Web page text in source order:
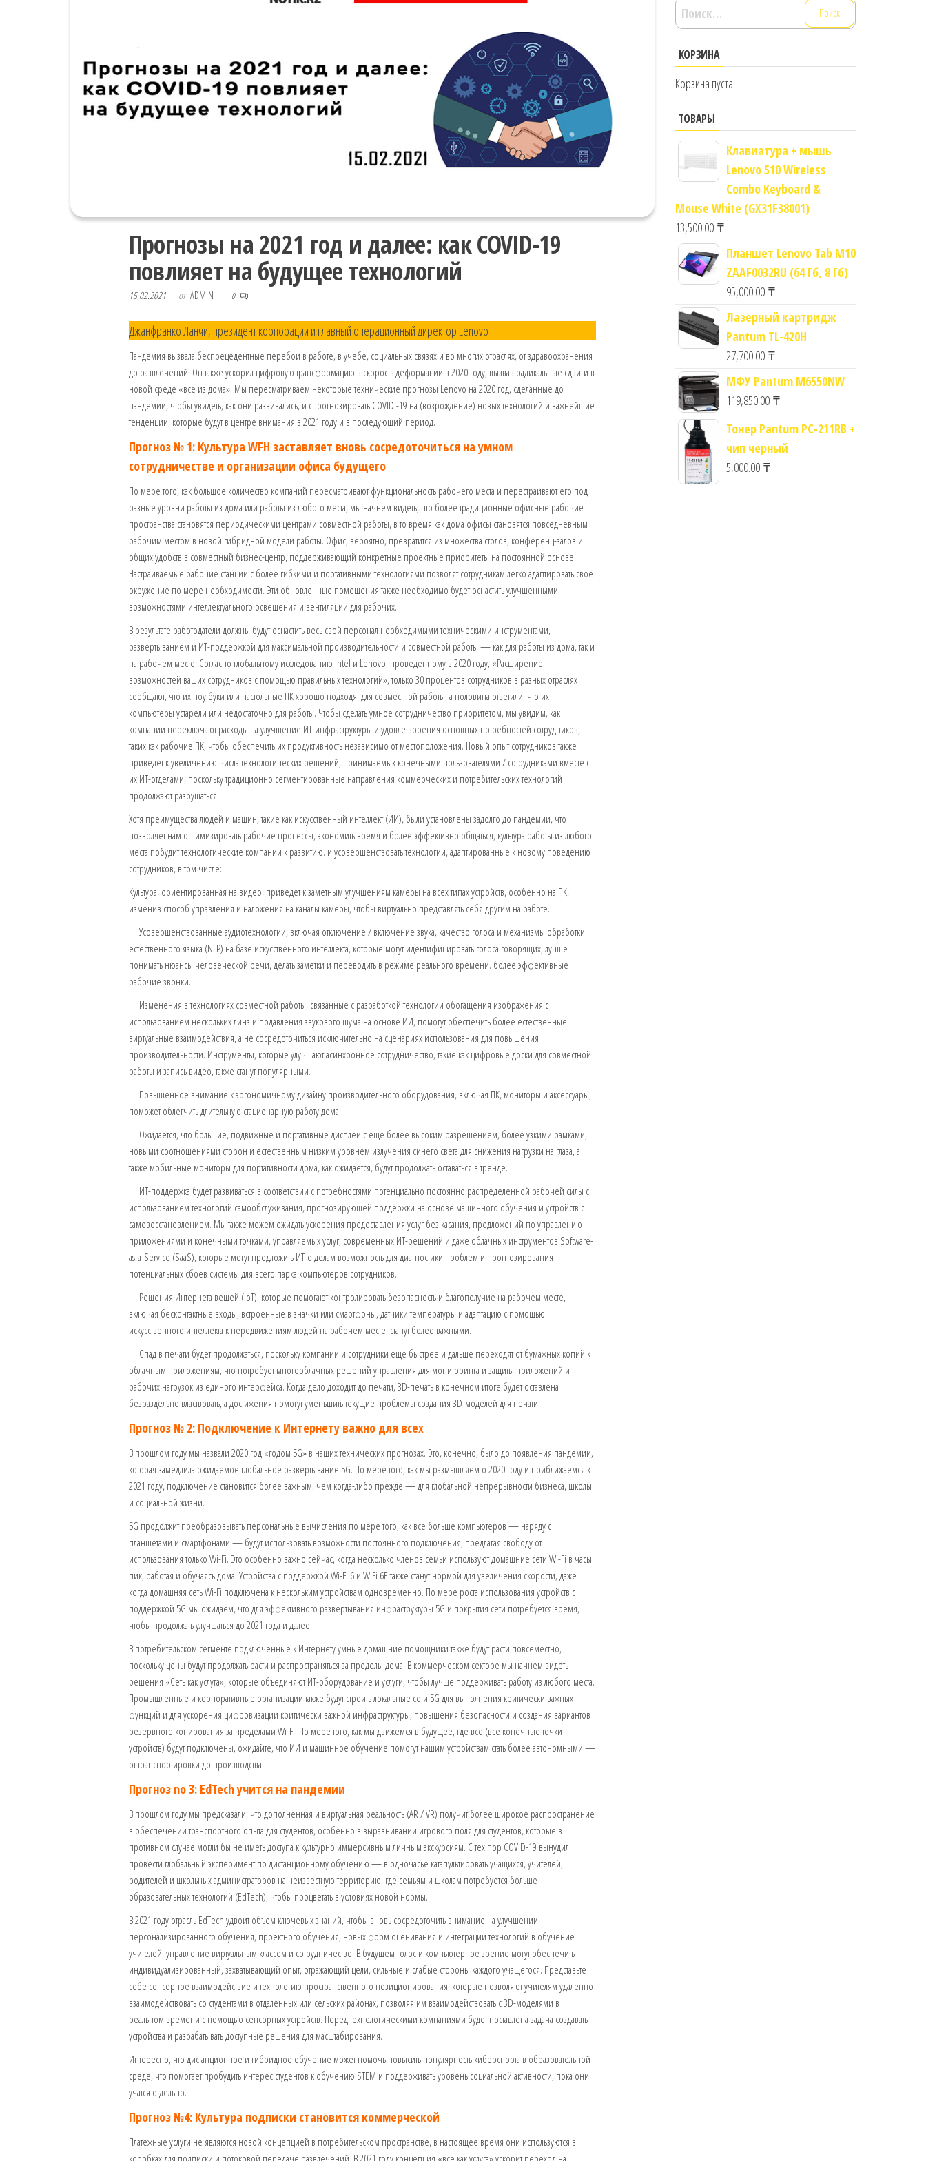
Прогнозы на 2021 год и далее: как COVID-19
повлияет на будущее технологий
15.02.2021 от ADMIN 0
Джанфранко Ланчи, президент корпорации и главный операционный директор Lenovo
Пандемия вызвала беспрецедентные перебои в работе, в учебе, социальных связях и во многих отраслях, от здравоохранения
до развлечений. Он также ускорил цифровую трансформацию в скорость деформации в 2020 году, вызвав радикальные сдвиги в
новой среде «все из дома». Мы пересматриваем некоторые технические прогнозы Lenovo на 2020 год, сделанные до
пандемии, чтобы увидеть, как они развивались, и спрогнозировать COVID -19 на (возрождение) новых технологий и важнейшие
тенденции, которые будут в центре внимания в 2021 году и в последующий период.
Прогноз № 1: Культура WFH заставляет вновь сосредоточиться на умном
сотрудничестве и организации офиса будущего
По мере того, как большое количество компаний пересматривают функциональность рабочего места и перестраивают его под
разные уровни работы из дома или работы из любого места, мы начнем видеть, что более традиционные офисные рабочие
пространства становятся периодическими центрами совместной работы, в то время как дома офисы становятся повседневным
рабочим местом в новой гибридной модели работы. Офис, вероятно, превратится из множества столов, конференц-залов и
общих удобств в совместный бизнес-центр, поддерживающий конкретные проектные приоритеты на постоянной основе.
Настраиваемые рабочие станции с более гибкими и портативными технологиями позволят сотрудникам легко адаптировать свое
окружение по мере необходимости. Эти обновленные помещения также необходимо будет оснастить улучшенными
возможностями интеллектуального освещения и вентиляции для рабочих.
В результате работодатели должны будут оснастить весь свой персонал необходимыми техническими инструментами,
развертыванием и ИТ-поддержкой для максимальной производительности и совместной работы — как для работы из дома, так и
на рабочем месте. Согласно глобальному исследованию Intel и Lenovo, проведенному в 2020 году, «Расширение
возможностей ваших сотрудников с помощью правильных технологий», только 30 процентов сотрудников в разных отраслях
сообщают, что их ноутбуки или настольные ПК хорошо подходят для совместной работы, а половина ответили, что их
компьютеры устарели или недостаточно для работы. Чтобы сделать умное сотрудничество приоритетом, мы увидим, как
компании переключают расходы на улучшение ИТ-инфраструктуры и удовлетворения основных потребностей сотрудников,
таких как рабочие ПК, чтобы обеспечить их продуктивность независимо от местоположения. Новый опыт сотрудников также
приведет к увеличению числа технологических решений, принимаемых конечными пользователями / сотрудниками вместе с
их ИТ-отделами, поскольку традиционно сегментированные направления коммерческих и потребительских технологий
продолжают разрушаться.
Хотя преимущества людей и машин, такие как искусственный интеллект (ИИ), были установлены задолго до пандемии, что
позволяет нам оптимизировать рабочие процессы, экономить время и более эффективно общаться, культура работы из любого
места побудит технологические компании к развитию. и усовершенствовать технологии, адаптированные к новому поведению
сотрудников, в том числе:
Культура, ориентированная на видео, приведет к заметным улучшениям камеры на всех типах устройств, особенно на ПК,
изменив способ управления и наложения на каналы камеры, чтобы виртуально представлять себя другим на работе.
Усовершенствованные аудиотехнологии, включая отключение / включение звука, качество голоса и механизмы обработки
естественного языка (NLP) на базе искусственного интеллекта, которые могут идентифицировать голоса говорящих, лучше
понимать нюансы человеческой речи, делать заметки и переводить в режиме реального времени. более эффективные
рабочие звонки.
Изменения в технологиях совместной работы, связанные с разработкой технологии обогащения изображения с
использованием нескольких линз и подавления звукового шума на основе ИИ, помогут обеспечить более естественные
виртуальные взаимодействия, а не сосредоточиться исключительно на сценариях использования для повышения
производительности. Инструменты, которые улучшают асинхронное сотрудничество, такие как цифровые доски для совместной
работы и запись видео, также станут популярными.
Повышенное внимание к эргономичному дизайну производительного оборудования, включая ПК, мониторы и аксессуары,
поможет облегчить длительную стационарную работу дома.
Ожидается, что большие, подвижные и портативные дисплеи с еще более высоким разрешением, более узкими рамками,
новыми соотношениями сторон и естественным низким уровнем излучения синего света для снижения нагрузки на глаза, а
также мобильные мониторы для портативности дома, как ожидается, будут продолжать оставаться в тренде.
ИТ-поддержка будет развиваться в соответствии с потребностями потенциально постоянно распределенной рабочей силы с
использованием технологий самообслуживания, прогнозирующей поддержки на основе машинного обучения и устройств с
самовосстановлением. Мы также можем ожидать ускорения предоставления услуг без касания, предложений по управлению
приложениями и конечными точками, управляемых услуг, современных ИТ-решений и даже облачных инструментов Software-
as-a-Service (SaaS), которые могут предложить ИТ-отделам возможность для диагностики проблем и прогнозирования
потенциальных сбоев системы для всего парка компьютеров сотрудников.
Решения Интернета вещей (IoT), которые помогают контролировать безопасность и благополучие на рабочем месте,
включая бесконтактные входы, встроенные в значки или смартфоны, датчики температуры и адаптацию с помощью
искусственного интеллекта к передвижениям людей на рабочем месте, станут более важными.
Спад в печати будет продолжаться, поскольку компании и сотрудники еще быстрее и дальше переходят от бумажных копий к
облачным приложениям, что потребует многооблачных решений управления для мониторинга и защиты приложений и
рабочих нагрузок из единого интерфейса. Когда дело доходит до печати, 3D-печать в конечном итоге будет оставлена ​​
безраздельно властвовать, а достижения помогут уменьшить текущие проблемы создания 3D-моделей для печати.
Прогноз № 2: Подключение к Интернету важно для всех
В прошлом году мы назвали 2020 год «годом 5G» в наших технических прогнозах. Это, конечно, было до появления пандемии,
которая замедлила ожидаемое глобальное развертывание 5G. По мере того, как мы размышляем о 2020 году и приближаемся к
2021 году, подключение становится более важным, чем когда-либо прежде — для глобальной непрерывности бизнеса, школы
и социальной жизни.
5G продолжит преобразовывать персональные вычисления по мере того, как все больше компьютеров — наряду с
планшетами и смартфонами — будут использовать возможности постоянного подключения, предлагая свободу от
использования только Wi-Fi. Это особенно важно сейчас, когда несколько членов семьи используют домашние сети Wi-Fi в часы
пик, работая и обучаясь дома. Устройства с поддержкой Wi-Fi 6 и WiFi 6E также станут нормой для увеличения скорости, даже
когда домашняя сеть Wi-Fi подключена к нескольким устройствам одновременно. По мере роста использования устройств с
поддержкой 5G мы ожидаем, что для эффективного развертывания инфраструктуры 5G и покрытия сети потребуется время,
чтобы продолжать улучшаться до 2021 года и далее.
В потребительском сегменте подключенные к Интернету умные домашние помощники также будут расти повсеместно,
поскольку цены будут продолжать расти и распространяться за пределы дома. В коммерческом секторе мы начнем видеть
решения «Сеть как услуга», которые объединяют ИТ-оборудование и услуги, чтобы лучше поддерживать работу из любого места.
Промышленные и корпоративные организации также будут строить локальные сети 5G для выполнения критически важных
функций и для ускорения цифровизации критически важной инфраструктуры, повышения безопасности и создания вариантов
резервного копирования за пределами Wi-Fi. По мере того, как мы движемся в будущее, где все (все конечные точки
устройств) будут подключены, ожидайте, что ИИ и машинное обучение помогут нашим устройствам стать более автономными —
от транспортировки до производства.
Прогноз no 3: EdTech учится на пандемии
В прошлом году мы предсказали, что дополненная и виртуальная реальность (AR / VR) получит более широкое распространение
в обеспечении транспортного опыта для студентов, особенно в выравнивании игрового поля для студентов, которые в
противном случае могли бы не иметь доступа к культурно иммерсивным личным экскурсиям. С тех пор COVID-19 вынудил
провести глобальный эксперимент по дистанционному обучению — в одночасье катапультировать учащихся, учителей,
родителей и школьных администраторов на неизвестную территорию, где семьям и школам потребуется больше
образовательных технологий (EdTech), чтобы процветать в условиях новой нормы.
В 2021 году отрасль EdTech удвоит объем ключевых знаний, чтобы вновь сосредоточить внимание на улучшении
персонализированного обучения, проектного обучения, новых форм оценивания и интеграции технологий в обучение
учителей, управление виртуальным классом и сотрудничество. В будущем голос и компьютерное зрение могут обеспечить
индивидуализированный, захватывающий опыт, отражающий цели, сильные и слабые стороны каждого учащегося. Представьте
себе сенсорное взаимодействие и технологию пространственного позиционирования, которые позволяют учителям удаленно
взаимодействовать со студентами в отдаленных или сельских районах, позволяя им взаимодействовать с 3D-моделями в
реальном времени с помощью сенсорных устройств. Перед технологическими компаниями будет поставлена ​​задача создавать
устройства и разрабатывать доступные решения для масштабирования.
Интересно, что дистанционное и гибридное обучение может помочь повысить популярность киберспорта в образовательной
среде, что помогает пробудить интерес студентов к обучению STEM и поддерживать уровень социальной активности, пока они
учатся отдельно.
Прогноз №4: Культура подписки становится коммерческой
Платежные услуги не являются новой концепцией в потребительском пространстве, в настоящее время они используются в
коробках для подписки и потоковой передаче развлечений. В 2021 году концепция «все как услуга» ускорит переход на
Найти:
КОРЗИНА
Корзина пуста.
ТОВАРЫ
Клавиатура + мышь
Lenovo 510 Wireless
Combo Keyboard &
Mouse White (GX31F38001)
13,500.00 ₸
Планшет Lenovo Tab M10
ZAAF0032RU (64 Гб, 8 Гб)
95,000.00 ₸
Лазерный картридж
Pantum TL-420H
27,700.00 ₸
МФУ Pantum M6550NW
119,850.00 ₸
Тонер Pantum PC-211RB +
чип черный
5,000.00 ₸